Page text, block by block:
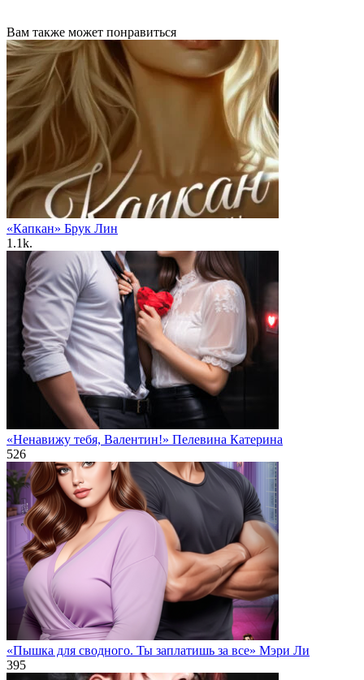
Вам также может понравиться
«Капкан» Брук Лин
1.1k.
«Ненавижу тебя, Валентин!» Пелевина Катерина
526
«Пышка для сводного. Ты заплатишь за все» Мэри Ли
395